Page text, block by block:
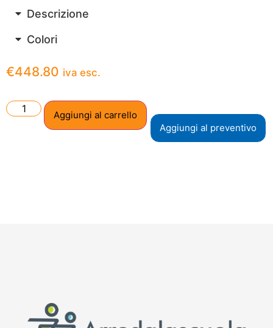
Descrizione
Colori
€448.80 iva esc.
Aggiungi al carrello
Aggiungi al preventivo